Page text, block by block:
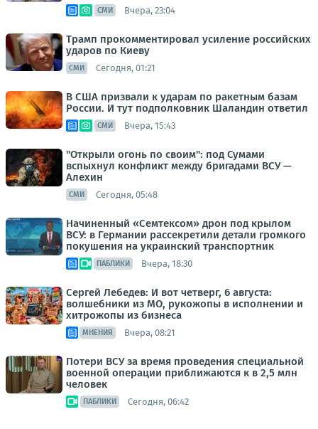
СМИ Вчера, 23:04
Трамп прокомментировал усиление российских
ударов по Киеву
СМИ Сегодня, 01:21
В США призвали к ударам по ракетным базам
России. И тут подполковник Шаландин ответил
СМИ Вчера, 15:43
"Открыли огонь по своим": под Сумами
вспыхнул конфликт между бригадами ВСУ —
Алехин
СМИ Сегодня, 05:48
Начиненный «Семтексом» дрон под крылом
ВСУ: в Германии рассекретили детали громкого
покушения на украинский транспортник
ПАБЛИКИ Вчера, 18:30
Сергей Лебедев: И вот четверг, 6 августа:
волшебники из МО, рукожопы в исполнении и
хитрожопы из бизнеса
МНЕНИЯ Вчера, 08:21
Потери ВСУ за время проведения специальной
военной операции приближаются к в 2,5 млн
человек
ПАБЛИКИ Сегодня, 06:42